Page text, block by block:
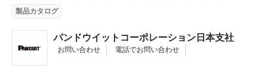
製品カタログ
パンドウイットコーポレーション日本支社
お問い合わせ 電話でお問い合わせ